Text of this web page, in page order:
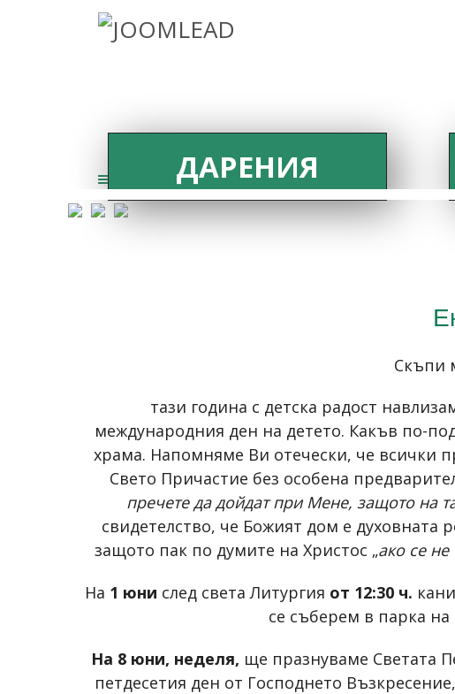
ДАРЕНИЯ
Скъпи
тази година с детска радост
международния ден на детето. Какъв по-
храма. Напомняме Ви отечески, че всички
Свето Причастие без особена
пречете да дойдат при Мене, защото на
свидетелство, че Божият дом е
защото пак по думите на Христос „ако се не
На 1 юни след света Литургия от 12:30 ч.
се съберем в парка
На 8 юни, неделя, ще празнуваме Светата
петдесетия ден от Господнето